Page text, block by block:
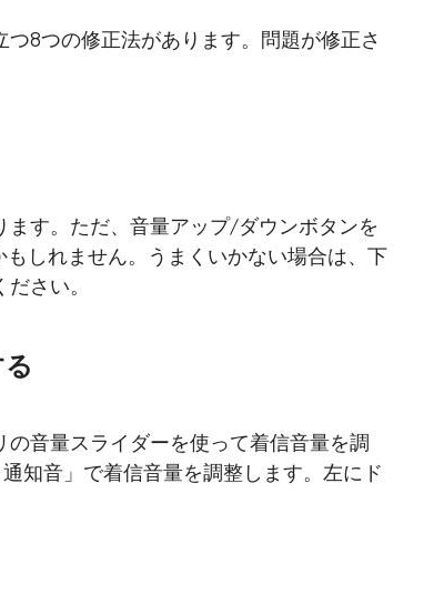
8つの修正法があります。問題が修正さ
す。ただ、音量アップ/ダウンボタンを
しれません。うまくいかない場合は、下
さい。
音量スライダーを使って着信音量を調
知音」で着信音量を調整します。左にド